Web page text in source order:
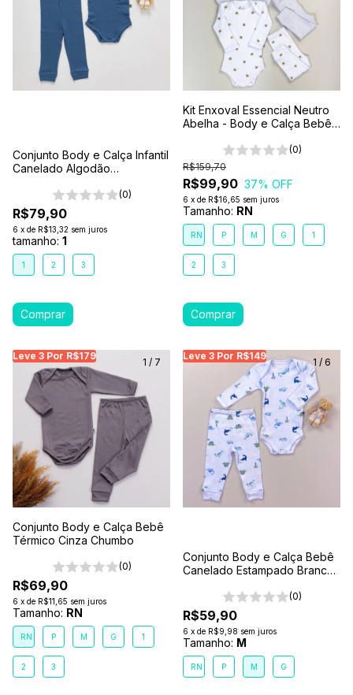
Conjunto Body e Calça Infantil
Canelado Algodão
Petróleo
(0)
R$79,90
6 x de R$13,32 sem juros
tamanho: 1
1 2 3
Kit Enxoval Essencial Neutro
Abelha - Body e Calça Bebê
Premium
(0)
R$99,90
R$159,70
37% OFF
6 x de R$16,65 sem juros
Tamanho: RN
RN P M G 1
2 3
Leve 3 Por R$179
Leve 3 Por R$179 Leve 3 Por R$179 Leve
1 / 7
Conjunto Body e Calça Bebê
Térmico Cinza Chumbo
(0)
R$69,90
6 x de R$11,65 sem juros
Tamanho: RN
RN P M G 1
2 3
Leve 3 Por R$149
Leve 3 Por R$149
1 / 6
Conjunto Body e Calça Bebê
Canelado Estampado Branco
(0)
R$59,90
6 x de R$9,98 sem juros
Tamanho: M
RN P M G